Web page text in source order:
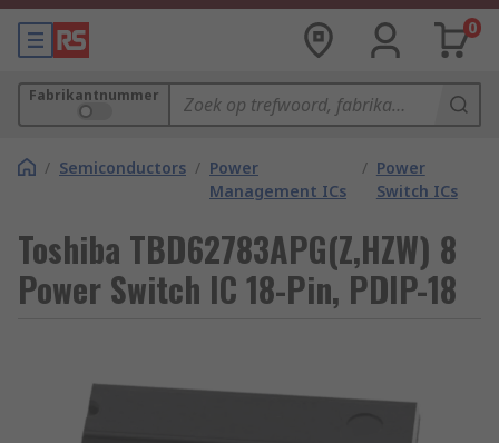
0
Fabrikantnummer
/ Semiconductors / Power
Management ICs
/ Power
Switch ICs
Toshiba TBD62783APG(Z,HZW) 8
Power Switch IC 18-Pin, PDIP-18